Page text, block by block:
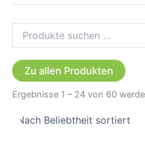
nach:
Zu allen Produkten
Ergebnisse 1 – 24 von 60